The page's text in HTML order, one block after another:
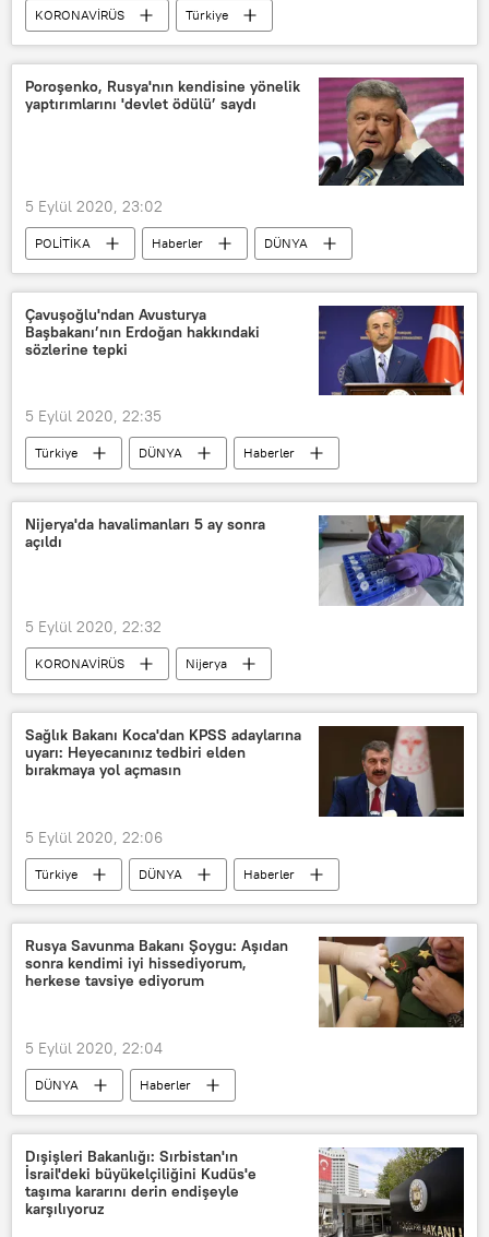
KORONAVİRÜS
Türkiye
DÜNYA
Haberler
Ağrı
Ağrı Valiliği
Koronavirüs
Ceza
Kovid-19
Poroşenko, Rusya'nın kendisine yönelik
yaptırımlarını 'devlet ödülü’ saydı
5 Eylül 2020, 23:02
POLİTİKA Haberler
DÜNYA
Ukrayna
Pyotr Poroşenko
Yaptırım
Çavuşoğlu'ndan Avusturya
Başbakanı’nın Erdoğan hakkındaki
sözlerine tepki
5 Eylül 2020, 22:35
Türkiye DÜNYA
Haberler
POLİTİKA
KORONAVİRÜS
Sebastian Kurz
Recep Tayyip Erdoğan
TÜRKİYE
Nijerya'da havalimanları 5 ay sonra
açıldı
5 Eylül 2020, 22:32
KORONAVİRÜS
Nijerya
Koronavirüs
Havalimanı
Sağlık Bakanı Koca'dan KPSS adaylarına
uyarı: Heyecanınız tedbiri elden
bırakmaya yol açmasın
5 Eylül 2020, 22:06
Türkiye DÜNYA
Haberler
KORONAVİRÜS
Fahrettin Koca
Koronavirüs
Kovid-19
Rusya Savunma Bakanı Şoygu: Aşıdan
sonra kendimi iyi hissediyorum,
herkese tavsiye ediyorum
5 Eylül 2020, 22:04
DÜNYA
Haberler
Koronavirüs
Koronavirüs aşısı
Sergey Şoygu
Rusya
Sputnik V
Dışişleri Bakanlığı: Sırbistan'ın
İsrail'deki büyükelçiliğini Kudüs'e
taşıma kararını derin endişeyle
karşılıyoruz